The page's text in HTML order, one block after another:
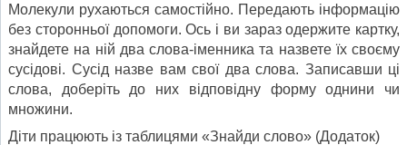
Молекули рухаються самостійно. Передають інформацію
без сторонньої допомоги. Ось і ви зараз одержите картку,
знайдете на ній два слова-іменника та назвете їх своєму
сусідові. Сусід назве вам свої два слова. Записавши ці
слова, доберіть до них відповідну форму однини чи
множини.
Діти працюють із таблицями «Знайди слово» (Додаток)